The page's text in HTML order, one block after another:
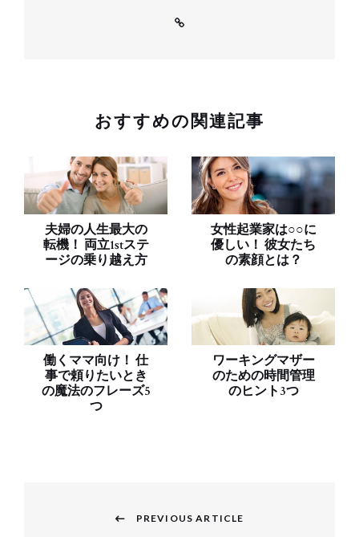
おすすめの関連記事
夫婦の人生最大の
転機！ 両立1stステ
ージの乗り越え方
女性起業家は○○に
優しい！ 彼女たち
の素顔とは？
働くママ向け！ 仕
事で頼りたいとき
の魔法のフレーズ5
つ
ワーキングマザー
のための時間管理
のヒント3つ
PREVIOUS ARTICLE